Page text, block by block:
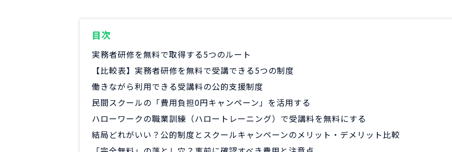
目次
実務者研修を無料で取得する5つのルート
【比較表】実務者研修を無料で受講できる5つの制度
働きながら利用できる受講料の公的支援制度
民間スクールの「費用負担0円キャンペーン」を活用する
ハローワークの職業訓練（ハロートレーニング）で受講料を無料にする
結局どれがいい？公的制度とスクールキャンペーンのメリット・デメリット比較